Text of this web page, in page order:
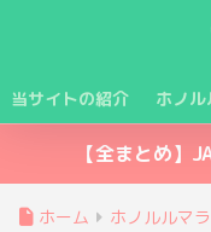
当サイトの紹介 ホノ
【全まとめ】
ホーム ホノルルマ